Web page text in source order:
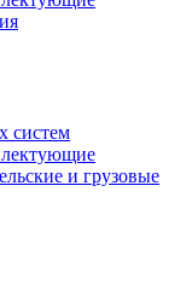
систем
и грузовые